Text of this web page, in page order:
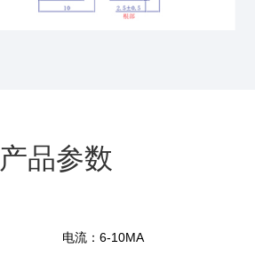
产品参数
电流：6-10MA